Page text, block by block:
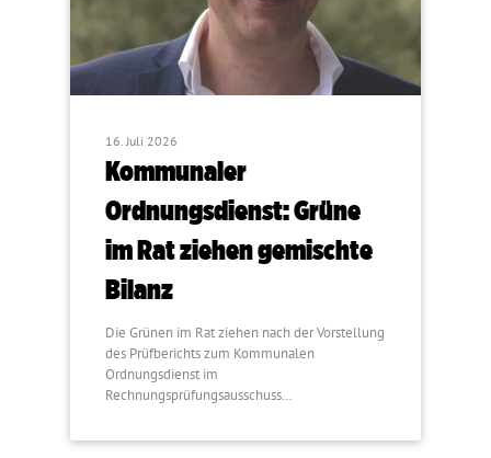
16. Juli 2026
Kommunaler
Ordnungsdienst: Grüne
im Rat ziehen gemischte
Bilanz
Die Grünen im Rat ziehen nach der Vorstellung
des Prüfberichts zum Kommunalen
Ordnungsdienst im
Rechnungsprüfungsausschuss…